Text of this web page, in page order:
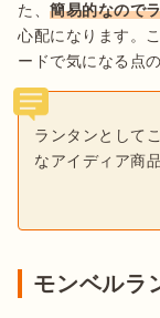
た、簡易的なので
心配になります。
ードで気になる点
ランタンとして
なアイディア商品
モンベルラ